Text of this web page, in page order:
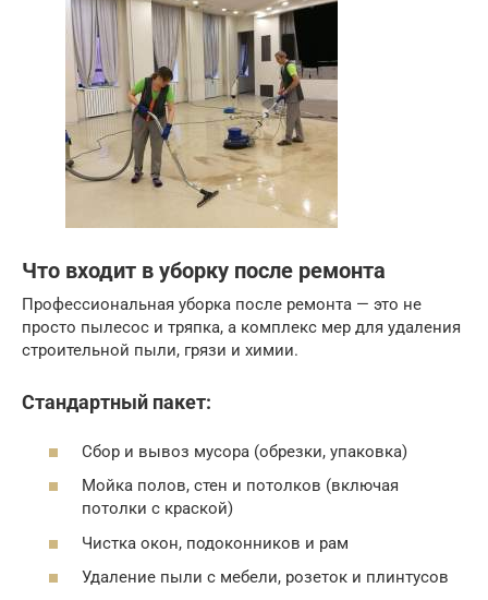
Что входит в уборку после ремонта
Профессиональная уборка после ремонта — это не
просто пылесос и тряпка, а комплекс мер для удаления
строительной пыли, грязи и химии.
Стандартный пакет:
Сбор и вывоз мусора (обрезки, упаковка)
Мойка полов, стен и потолков (включая
потолки с краской)
Чистка окон, подоконников и рам
Удаление пыли с мебели, розеток и плинтусов